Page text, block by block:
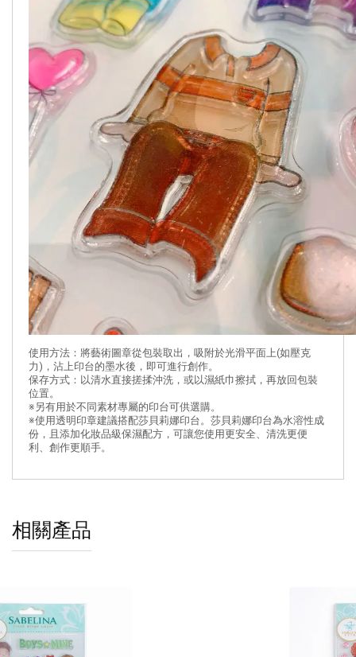
使用方法：將藝術圖章從包裝取出，吸附於光滑平面上(如壓克
力)，沾上印台的墨水後，即可進行創作。
保存方式：以清水直接搓揉沖洗，或以濕紙巾擦拭，再放回包裝
位置。
※另有用於不同素材專屬的印台可供選購。
※使用透明印章建議搭配莎貝莉娜印台。莎貝莉娜印台為水溶性成
份，且添加化妝品級保濕配方，可讓您使用更安全、清洗更便
利、創作更順手。
相關產品